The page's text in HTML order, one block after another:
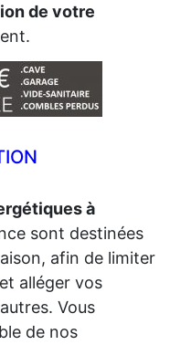
de votre
à
sont destinées
afin de limiter
alléger vos
Vous
de nos